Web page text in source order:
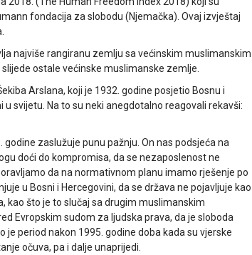
fondacija za slobodu (Njemačka). Ovaj izvještaj
najviše rangiranu zemlju sa većinskim muslimanskim
ostale većinske muslimanske zemlje.
Arslana, koji je 1932. godine posjetio Bosnu i
svijetu. Na to su neki anegdotalno reagovali rekavši:
zaslužuje punu pažnju. On nas podsjeća na
doći do kompromisa, da se nezaposlenost ne
da na normativnom planu imamo rješenje po
u Bosni i Hercegovini, da se država ne pojavljuje kao
kao što je to slučaj sa drugim muslimanskim
Evropskim sudom za ljudska prava, da je sloboda
period nakon 1995. godine doba kada su vjerske
očuva, pa i dalje unaprijedi.